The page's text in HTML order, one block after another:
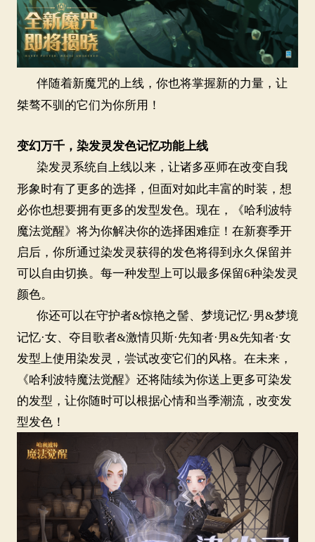
伴随着新魔咒的上线，你也将掌握新的力量，让
桀骜不驯的它们为你所用！
变幻万千，染发灵发色记忆功能上线
染发灵系统自上线以来，让诸多巫师在改变自我
形象时有了更多的选择，但面对如此丰富的时装，想
必你也想要拥有更多的发型发色。现在，《哈利波特
魔法觉醒》将为你解决你的选择困难症！在新赛季开
启后，你所通过染发灵获得的发色将得到永久保留并
可以自由切换。每一种发型上可以最多保留6种染发灵
颜色。
你还可以在守护者&惊艳之髻、梦境记忆·男&梦境
记忆·女、夺目歌者&激情贝斯·先知者·男&先知者·女
发型上使用染发灵，尝试改变它们的风格。在未来，
《哈利波特魔法觉醒》还将陆续为你送上更多可染发
的发型，让你随时可以根据心情和当季潮流，改变发
型发色！